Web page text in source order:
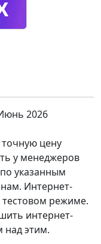
2026
цену
у менеджеров
указанным
Интернет-
тестовом режиме.
интернет-
над этим.